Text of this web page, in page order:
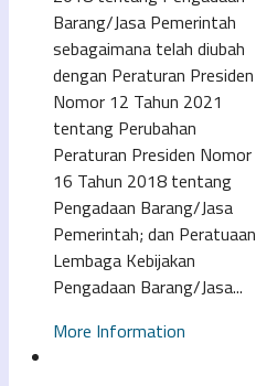
Barang/Jasa Pemerintah
sebagaimana telah diubah
dengan Peraturan Presiden
Nomor 12 Tahun 2021
tentang Perubahan
Peraturan Presiden Nomor
16 Tahun 2018 tentang
Pengadaan Barang/Jasa
Pemerintah; dan Peratuaan
Lembaga Kebijakan
Pengadaan Barang/Jasa...
More Information